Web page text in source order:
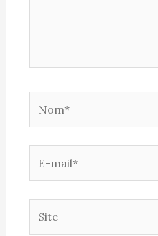
mail*